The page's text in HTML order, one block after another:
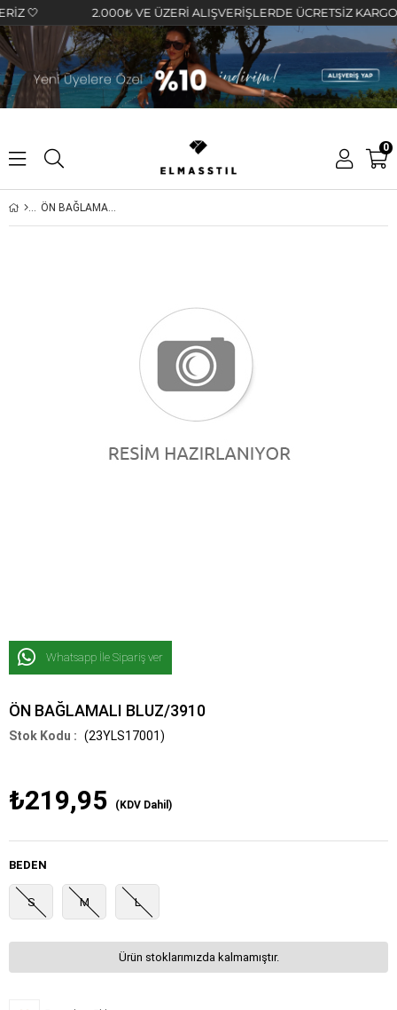
🤍 2.000₺ VE ÜZERİ ALIŞVERİŞLERDE ÜCRETSİZ KARGO
0
ÖN BAĞLAMALI BLUZ/3910
Whatsapp İle Sipariş ver
ÖN BAĞLAMALI BLUZ/3910
(23YLS17001)
₺219,95 (KDV Dahil)
BEDEN
S M L
Ürün stoklarımızda kalmamıştır.